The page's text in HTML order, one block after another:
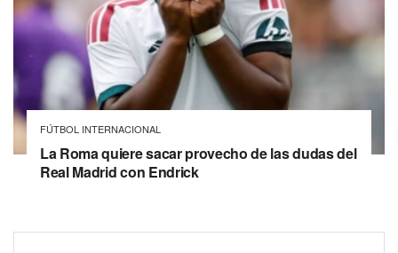
FÚTBOL INTERNACIONAL
La Roma quiere sacar provecho de las dudas del
Real Madrid con Endrick